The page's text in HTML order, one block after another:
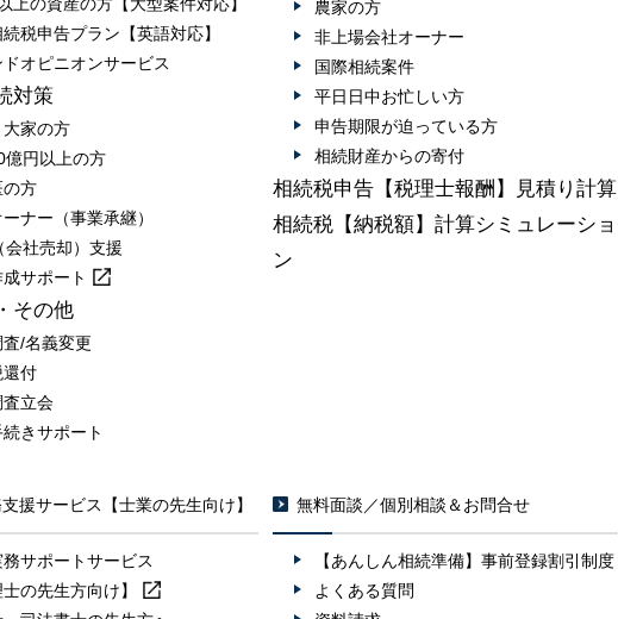
上の資産の方【大型案件対応】
税申告プラン【英語対応】
オピニオンサービス
対策
家の方
億円以上の方
の方
ナー（事業承継）
会社売却）支援
成サポート
その他
/名義変更
還付
立会
きサポート
農家の方
非上場会社オーナー
国際相続案件
平日日中お忙しい方
申告期限が迫っている方
相続財産からの寄付
相続税申告【税理士報酬】見積り計算
相続税【納税額】計算シミュレーショ
ン
援サービス【士業の先生向け】
サポートサービス
の先生方向け】
無料面談／個別相談＆お問合せ
【あんしん相続準備】事前登録割引制度
よくある質問